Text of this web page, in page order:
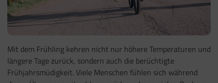
Mit dem Frühling kehren nicht nur höhere Temperaturen und
längere Tage zurück, sondern auch die berüchtigte
Frühjahrsmüdigkeit. Viele Menschen fühlen sich während